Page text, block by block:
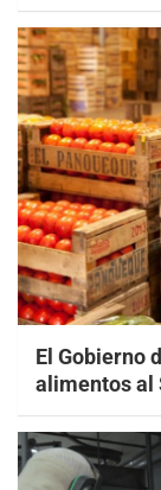
El Gobierno
alimentos al